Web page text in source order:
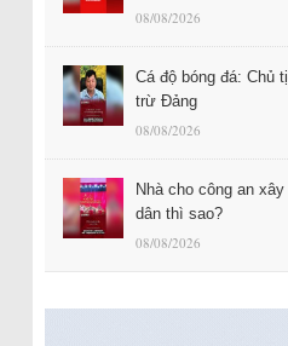
08/08/2026
Cá độ bóng đá: Chủ
trừ Đảng
08/08/2026
Nhà cho công an
dân thì sao?
08/08/2026